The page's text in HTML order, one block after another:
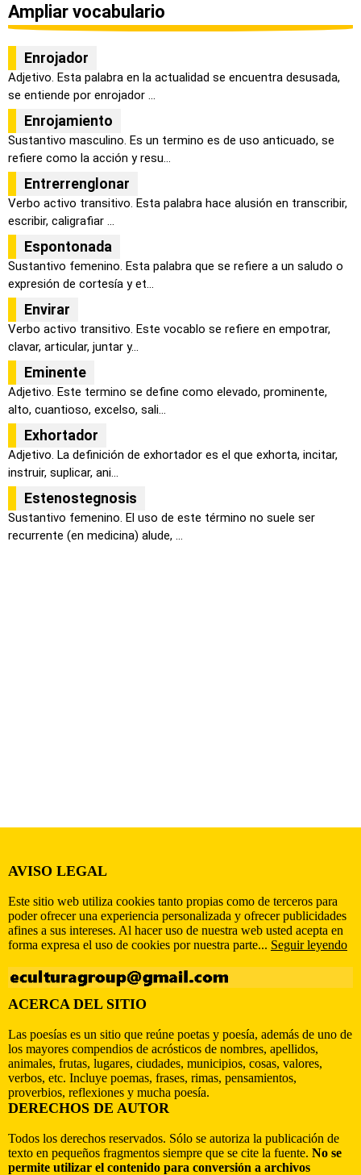
Ampliar vocabulario
Enrojador
Adjetivo. Esta palabra en la actualidad se encuentra desusada,
se entiende por enrojador ...
Enrojamiento
Sustantivo masculino. Es un termino es de uso anticuado, se
refiere como la acción y resu...
Entrerrenglonar
Verbo activo transitivo. Esta palabra hace alusión en transcribir,
escribir, caligrafiar ...
Espontonada
Sustantivo femenino. Esta palabra que se refiere a un saludo o
expresión de cortesía y et...
Envirar
Verbo activo transitivo. Este vocablo se refiere en empotrar,
clavar, articular, juntar y...
Eminente
Adjetivo. Este termino se define como elevado, prominente,
alto, cuantioso, excelso, sali...
Exhortador
Adjetivo. La definición de exhortador es el que exhorta, incitar,
instruir, suplicar, ani...
Estenostegnosis
Sustantivo femenino. El uso de este término no suele ser
recurrente (en medicina) alude, ...
AVISO LEGAL
Este sitio web utiliza cookies tanto propias como de terceros para
poder ofrecer una experiencia personalizada y ofrecer publicidades
afines a sus intereses. Al hacer uso de nuestra web usted acepta en
forma expresa el uso de cookies por nuestra parte... Seguir leyendo
ACERCA DEL SITIO
Las poesías es un sitio que reúne poetas y poesía, además de uno de
los mayores compendios de acrósticos de nombres, apellidos,
animales, frutas, lugares, ciudades, municipios, cosas, valores,
verbos, etc. Incluye poemas, frases, rimas, pensamientos,
proverbios, reflexiones y mucha poesía.
DERECHOS DE AUTOR
Todos los derechos reservados. Sólo se autoriza la publicación de
texto en pequeños fragmentos siempre que se cite la fuente. No se
permite utilizar el contenido para conversión a archivos